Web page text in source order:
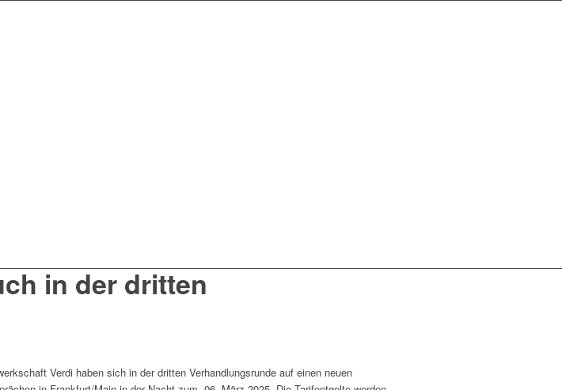
in der dritten
Verdi haben sich in der dritten Verhandlungsrunde auf einen neuen